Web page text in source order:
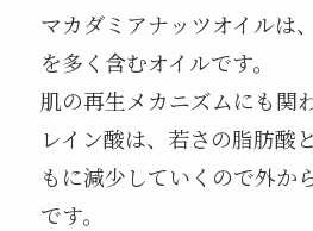
マカダミアナッツオイルは
を多く含むオイルです。
肌の再生メカニズムにも関
レイン酸は、若さの脂肪酸
もに減少していくので外か
です。